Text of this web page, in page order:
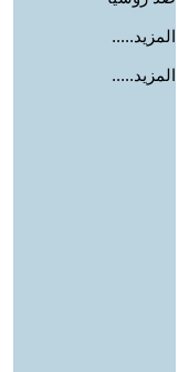
المزيد.....
المزيد.....